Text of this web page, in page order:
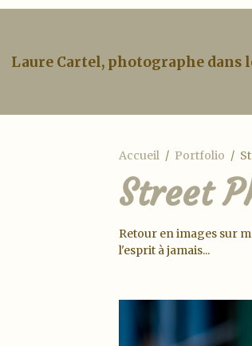
Laure Cartel, photographe dans
Accueil Portfolio
Street
Retour en images sur
l'esprit à jamais...